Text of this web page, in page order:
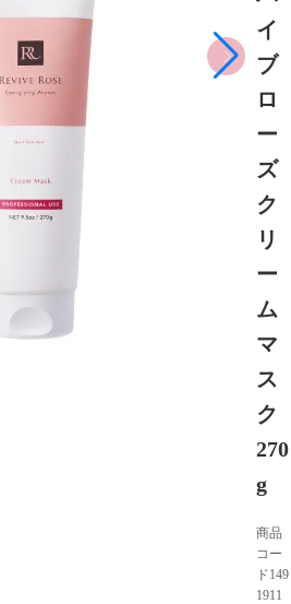
イ
ブ
ロ
ー
ズ
ク
リ
ー
ム
マ
ス
ク
270
g
商品
コー
ド149
1911